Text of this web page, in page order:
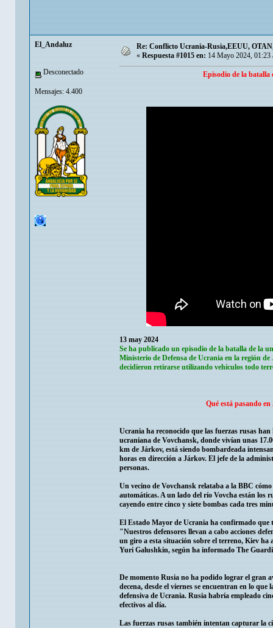
El_Andaluz
Desconectado
Mensajes: 4.400
Re: Conflicto Ucrania-Rusia,EEUU,
« Respuesta #1015 en: 14 Mayo 2024, 01:23
Episodio de la batalla
13 may 2024
Se ha publicado un episodio de la batalla de la
Ministerio de Defensa de Ucrania en la región
decidieron retirarse utilizando vehículos todo
Qué está pasando
Ucrania ha reconocido que las fuerzas rusas
ucraniana de Vovchansk, donde vivían unas
km de Járkov, está siendo bombardeada
horas en dirección a Járkov. El jefe de la
personas.
Un vecino de Vovchansk relataba a la BBC
automáticas. A un lado del río Vovcha están los
cayendo entre cinco y siete bombas cada tres
El Estado Mayor de Ucrania ha confirmado que
"Nuestros defensores llevan a cabo acciones
un giro a esta situación sobre el terreno, Kiev ha
Yuri Galushkin, según ha informado The
De momento Rusia no ha podido lograr el gran
decena, desde el viernes se encuentran en lo
defensiva de Ucrania. Rusia habría empleado
efectivos al día.
Las fuerzas rusas también intentan capturar la